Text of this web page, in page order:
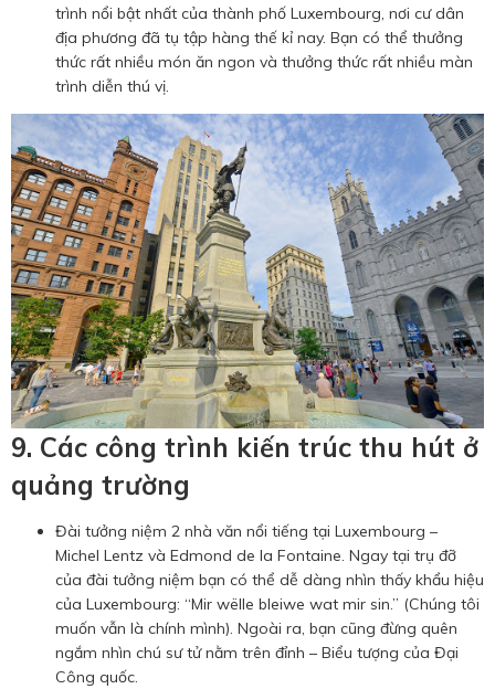
trình nổi bật nhất của thành phố Luxembourg, nơi cư dân
địa phương đã tụ tập hàng thế kỉ nay. Bạn có thể thưởng
thức rất nhiều món ăn ngon và thưởng thức rất nhiều màn
trình diễn thú vị.
9. Các công trình kiến trúc thu hút ở
quảng trường
Đài tưởng niệm 2 nhà văn nổi tiếng tại Luxembourg –
Michel Lentz và Edmond de la Fontaine. Ngay tại trụ đỡ
của đài tưởng niệm bạn có thể dễ dàng nhìn thấy khẩu hiệu
của Luxembourg: “Mir wëlle bleiwe wat mir sin.” (Chúng tôi
muốn vẫn là chính mình). Ngoài ra, bạn cũng đừng quên
ngắm nhìn chú sư tử nằm trên đỉnh – Biểu tượng của Đại
Công quốc.